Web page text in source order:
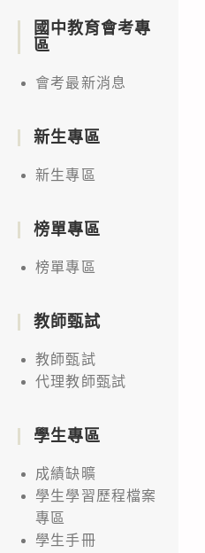
國中教育會考專
區
會考最新消息
新生專區
新生專區
榜單專區
榜單專區
教師甄試
教師甄試
代理教師甄試
學生專區
成績缺曠
學生學習歷程檔案
專區
學生手冊